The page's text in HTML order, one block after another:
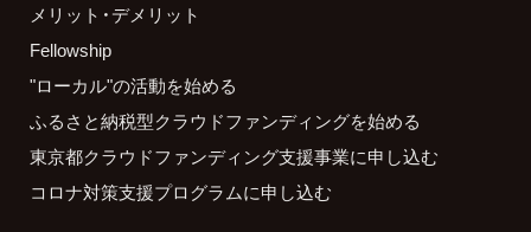
メリット・デメリット
Fellowship
"ローカル"の活動を始める
ふるさと納税型クラウドファンディングを始める
東京都クラウドファンディング支援事業に申し込む
コロナ対策支援プログラムに申し込む